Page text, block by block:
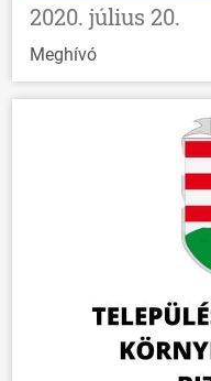
2020. július 20.
Meghívó